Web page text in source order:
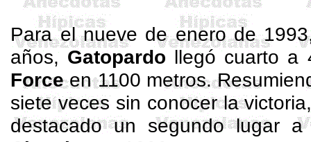
Para el nueve de enero de
años, Gatopardo llegó cuarto
Forceen 1100 metros.
siete veces sin conocer la
destacado un segundo